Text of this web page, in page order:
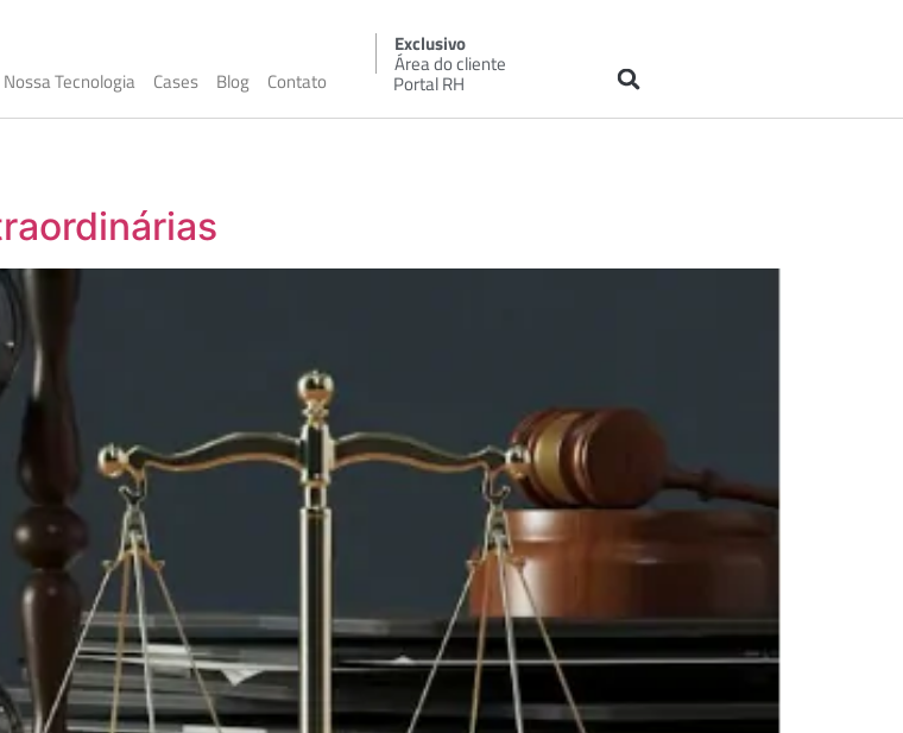
Nossa Tecnologia Cases Blog Contato
Exclusivo
Área do cliente
Portal RH